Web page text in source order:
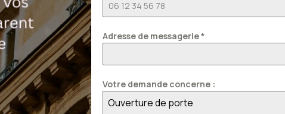
Adresse de messagerie*
Votre demande concerne :
Ouverture de porte